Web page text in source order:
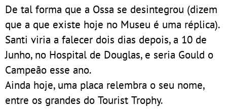
De tal forma que a Ossa se desintegrou (dizem
que a que existe hoje no Museu é uma réplica).
Santi viria a falecer dois dias depois, a 10 de
Junho, no Hospital de Douglas, e seria Gould o
Campeão esse ano.
Ainda hoje, uma placa relembra o seu nome,
entre os grandes do Tourist Trophy.